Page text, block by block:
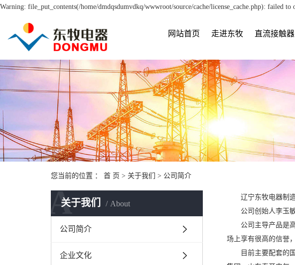
Warning: file_put_contents(/home/dmdqsdumvdkq/wwwroot/source/cache/license_cache.php): failed
网站首页 走进东牧 直流接触
您当前的位置 ： 首 页 > 关于我们 > 公司简介
关于我们 About
A
公司简介
企业文化
辽宁东牧电器制
公司创始人李玉
公司主导产品是
场上享有很高的
目前主要配套的